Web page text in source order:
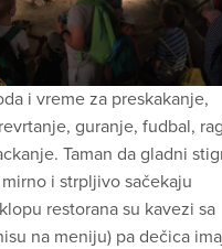
i vreme za preskakanje,
guranje, fudbal,
Taman da gladni
i strpljivo sačekaju
restorana su kavezi sa
na meniju) pa dečica